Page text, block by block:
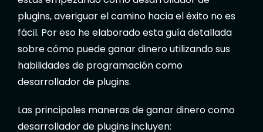
plugins, averiguar el camino hacia el éxito no es
fácil. Por eso he elaborado esta guía detallada
sobre cómo puede ganar dinero utilizando sus
habilidades de programación como
desarrollador de plugins.
Las principales maneras de ganar dinero como
desarrollador de plugins incluyen: